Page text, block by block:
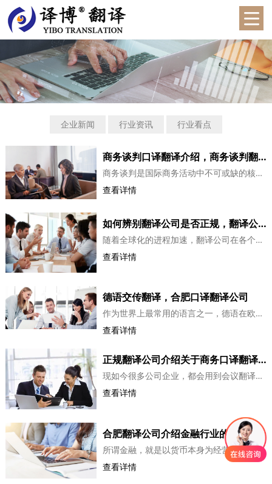
企业新闻 行业资讯 行业看点
商务谈判口译翻译介绍，商务谈判翻译需要注意的事项
商务谈判是国际商务活动中不可或缺的核心环节，其顺利推进往往决定了合作的成败。而在这一过程中，翻译不仅是语言的桥梁，更是信息传递、文化调和与风险控制的关键角色。商务谈判翻译绝非简单的“传话”，而是涉及语言转换、文化理解、法律遵循与行业认知等多维度的专业工作。准确传达信息：谈判翻译的基石商务翻译的首要任...
查看详情
如何辨别翻译公司是否正规，翻译公司介绍
随着全球化的进程加速，翻译公司在各个领域的重要性日益凸显。然而，由于翻译市场的竞争激烈，许多不正规的翻译公司也纷纷涌入市场，给客户带来诸多风险。因此，如何辨别翻译公司是否正规成为了客户选择翻译公司时必须考虑的重要问题。本文将介绍几种辨别翻译公司是否正规的方法，以帮助客户更好地选择合作伙伴。查...
查看详情
德语交传翻译，合肥口译翻译公司
作为世界上最常用的语言之一，德语在欧洲和国际交流中发挥着至关重要的作用。而在这个背景下，德语交传翻译（Dolmetschen）成为了促进德语和非德语国家之间交流的关键工具。 &nb...
查看详情
正规翻译公司介绍关于商务口译翻译，商务陪同翻译要做好哪些工作
现如今很多公司企业，都会用到会议翻译，在以往只有外企，跨国企业会用到商务会议翻译，随着经济不断快速飞涨，经济全球化越来越紧密，国内企业和国外企业之间合作越来越多，不仅仅是外企和跨国企业。所以会议翻译需要用到的越来越多，做口译的翻译公司也越来越多，我们在挑选翻译公司的时候需要...
查看详情
合肥翻译公司介绍金融行业的资料翻译需要注意的事项
所谓金融，就是以货币本身为经营目的，通过货币融通使货币增值的经济活动，包括以银行为中心的间接投融资和以投资银行为中心的直接投融资两种形式。而且金融的内容概括为货币的发行与回笼，存款的吸收与付出，贷款的发放与回收，金银、外汇的买卖，有价证券的发行与转让，保险、信托、国内外的货...
查看详情